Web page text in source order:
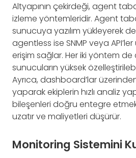
Altyapının çekirdeği, agent
izleme yöntemleridir. Agent
sunucuya yazılım yükleyerek
agentless ise SNMP veya
erişim sağlar. Her iki yöntem
sunucuların yüksek
Ayrıca, dashboard’lar
yaparak ekiplerin hızlı analiz
bileşenleri doğru entegre
uzatır ve maliyetleri düşürür.
Monitoring Sistemini